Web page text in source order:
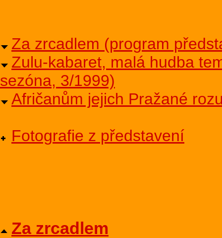
Za zrcadlem (program
Zulu-kabaret, malá hudba
sezóna, 3/1999)
Afričanům jejich Pražané
Fotografie z představení
Za zrcadlem